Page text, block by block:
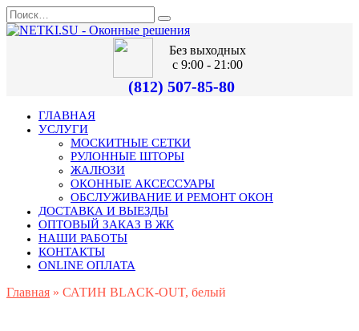
Без выходных
с 9:00 - 21:00
(812) 507-85-80
ГЛАВНАЯ
УСЛУГИ
МОСКИТНЫЕ СЕТКИ
РУЛОННЫЕ ШТОРЫ
ЖАЛЮЗИ
ОКОННЫЕ АКСЕССУАРЫ
ОБСЛУЖИВАНИЕ И РЕМОНТ ОКОН
ДОСТАВКА И ВЫЕЗДЫ
ОПТОВЫЙ ЗАКАЗ В ЖК
НАШИ РАБОТЫ
КОНТАКТЫ
ONLINE ОПЛАТА
Главная » САТИН BLACK-OUT, белый